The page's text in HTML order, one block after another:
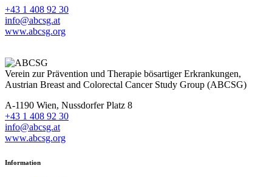
+43 1 408 92 30
info@abcsg.at
www.abcsg.org
Verein zur Prävention und Therapie bösartiger Erkrankungen,
Austrian Breast and Colorectal Cancer Study Group (ABCSG)
A-1190 Wien, Nussdorfer Platz 8
+43 1 408 92 30
info@abcsg.at
www.abcsg.org
Information